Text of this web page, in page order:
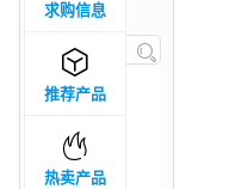
品牌属地

求购信息

推荐产品

热卖产品